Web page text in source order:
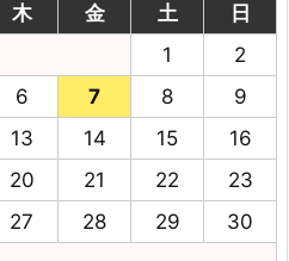
木 金 土
日
1
2
6 7 8
9
13 14 15
16
20 21 22
23
27 28 29
30